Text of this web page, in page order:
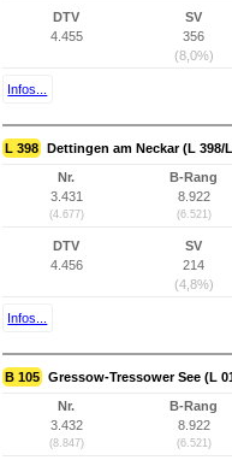
DTV
4.455
SV
356
(8,0%)
Infos...
L 398 Dettingen am Neckar (L 398/
Nr.
3.431
(4.677)
B-Rang
8.922
(6.521)
DTV
4.456
SV
214
(4,8%)
Infos...
B 105 Gressow-Tressower See (L
Nr.
3.432
(8.847)
B-Rang
8.922
(6.521)